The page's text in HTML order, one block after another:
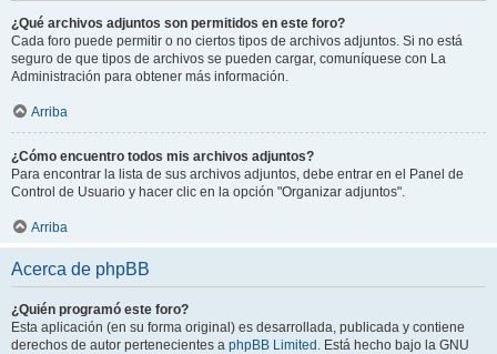
¿Qué archivos adjuntos son permitidos en este foro?
Cada foro puede permitir o no ciertos tipos de archivos adjuntos. Si no está
seguro de que tipos de archivos se pueden cargar, comuníquese con La
Administración para obtener más información.
Arriba
¿Cómo encuentro todos mis archivos adjuntos?
Para encontrar la lista de sus archivos adjuntos, debe entrar en el Panel de
Control de Usuario y hacer clic en la opción "Organizar adjuntos".
Arriba
Acerca de phpBB
¿Quién programó este foro?
Esta aplicación (en su forma original) es desarrollada, publicada y contiene
derechos de autor pertenecientes a phpBB Limited . Está hecho bajo la GNU